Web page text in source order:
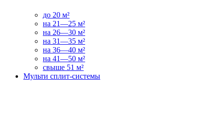
до 20 м²
на 21—25 м²
на 26—30 м²
на 31—35 м²
на 36—40 м²
на 41—50 м²
свыше 51 м²
Мульти сплит-системы